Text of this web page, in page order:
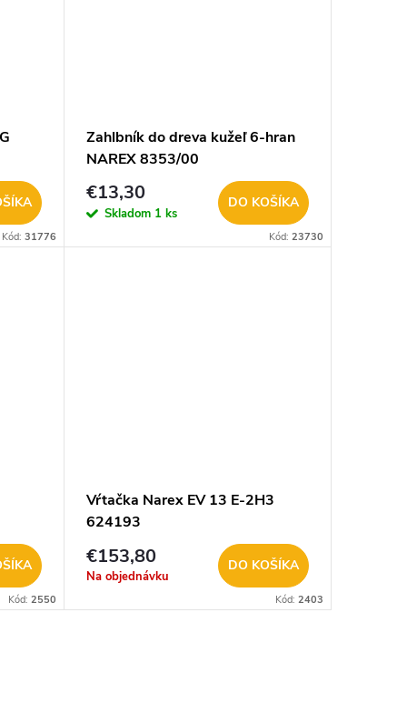
Kód: 31776
Zahlbník do dreva kužeľ 6-hran
NAREX 8353/00
€13,30
Skladom 1 ks
DO KOŠÍKA
Kód: 23730
Kód: 2550
Vŕtačka Narex EV 13 E-2H3
624193
€153,80
Na objednávku
DO KOŠÍKA
Kód: 2403